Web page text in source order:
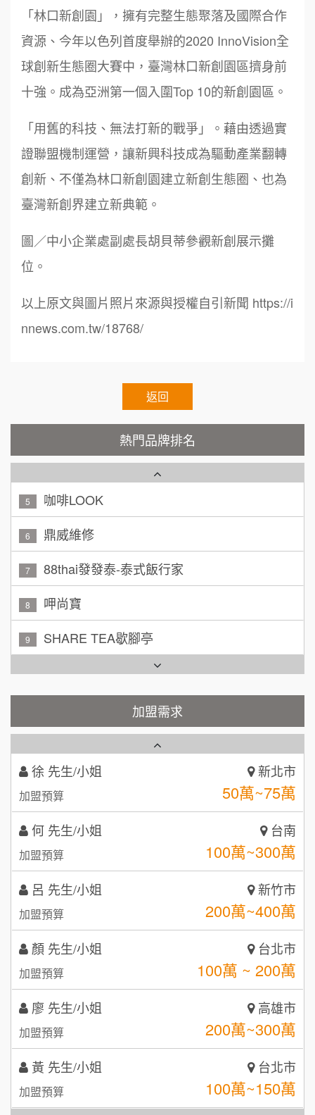
「林口新創園」，擁有完整生態聚落及國際合作
資源、今年以色列首度舉辦的2020 InnoVision全
球創新生態圈大賽中，臺灣林口新創園區擠身前
十強。成為亞洲第一個入圍Top 10的新創園區。
「用舊的科技、無法打新的戰爭」。藉由透過實
證聯盟機制運營，讓新興科技成為驅動產業翻轉
創新、不僅為林口新創園建立新創生態圈、也為
臺灣新創界建立新典範。
圖／中小企業處副處長胡貝蒂參觀新創展示攤
位。
以上原文與圖片照片來源與授權自引新聞 https://i
nnews.com.tw/18768/
返回
熱門品牌排名
鼎威維修
8
SHARE TEA歇腳亭
10 TEA TOP台灣第一味
秉宏小米甜甜圈
4 潮鍋癮
5 咖啡LOOK
6 鼎威維修
7 88thai發發泰-泰式飯行家
8 呷尚寶
9 SHARE TEA歇腳亭
10 TEA TOP台灣第一味
Cozy coffee可集咖啡
3 秉宏小米甜甜圈
4 潮鍋癮
鼎威維修
7 88thai發發泰-泰式飯行家
8 呷尚寶
SHARE TEA歇腳亭
TEA TOP台灣第一味
加盟需求
周 先生/小姐 台北
加盟預算
徐 先生/小姐 新北市
加盟預算
何 先生/小姐 台南
加盟預算
加盟預算
黃 先生/小姐
100萬~150萬
林 先生/小姐
加盟預算 100萬 ~ 200萬
吳 先生/小姐 屏東縣
加盟預算 100萬~200萬
加盟預算 100萬 ~150萬
徐 先生/小姐 新北市
加盟預算 50萬~75萬
何 先生/小姐 台南
加盟預算 100萬~300萬
呂 先生/小姐 新竹市
加盟預算 200萬~400萬
顏 先生/小姐 台北市
加盟預算 100萬 ~ 200萬
廖 先生/小姐 高雄市
加盟預算 200萬~300萬
黃 先生/小姐 台北市
加盟預算 100萬~150萬
【曉妍美妝】誠徵行政櫃檯
自助洗衣店誠徵代洗收送人員(台中市)
MUSHEN徵SPA美容芳療師
日十。早午食加盟說明會
拾鑶火鍋加盟說明會
全家加盟說明會